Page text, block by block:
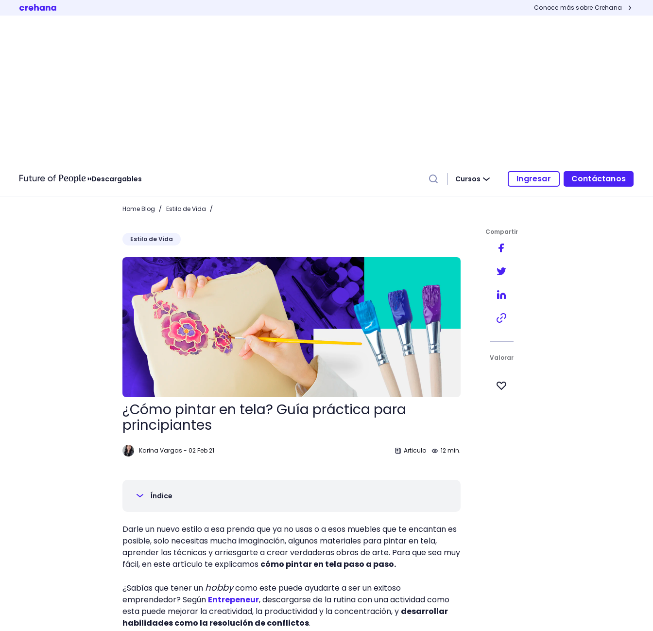
Conoce más sobre Crehana
Descargables Cursos Ingresar Contáctanos
Home Blog / Estilo de Vida /
Estilo de Vida
¿Cómo pintar en tela? Guía práctica para principiantes
¿Cómo pintar en tela? Guía práctica para
principiantes
Karina Vargas - 02 Feb 21 Articulo 12 min.
Índice
Darle un nuevo estilo a esa prenda que ya no usas o a esos muebles que te encantan es
posible, solo necesitas mucha imaginación, algunos materiales para pintar en tela,
aprender las técnicas y arriesgarte a crear verdaderas obras de arte. Para que sea muy
fácil, en este artículo te explicamos cómo pintar en tela paso a paso.
¿Sabías que tener un hobbycomo este puede ayudarte a ser un exitoso
emprendedor? Según Entrepeneur, descargarse de la rutina con una actividad como
esta puede mejorar la creatividad, la productividad y la concentración, y desarrollar
habilidades como la resolución de conflictos.
Compartir
Valorar